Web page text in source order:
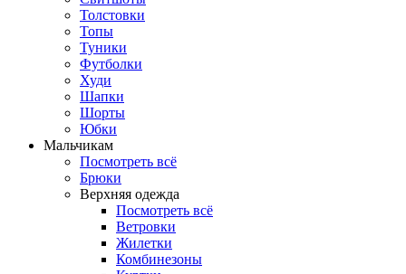
Толстовки
Топы
Туники
Футболки
Худи
Шапки
Шорты
Юбки
Мальчикам
Посмотреть всё
Брюки
Верхняя одежда
Посмотреть всё
Ветровки
Жилетки
Комбинезоны